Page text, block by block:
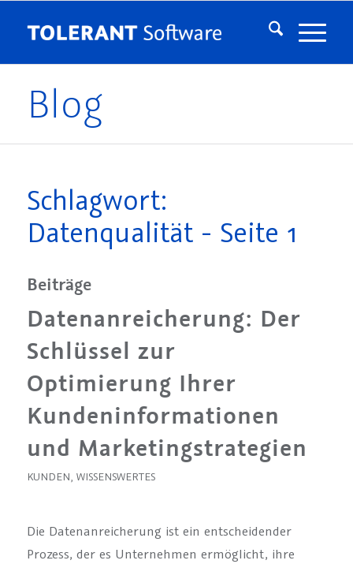
Blog
Schlagwort:
Datenqualität - Seite 1
Beiträge
Datenanreicherung: Der
Schlüssel zur
Optimierung Ihrer
Kundeninformationen
und Marketingstrategien
KUNDEN, WISSENSWERTES
Die Datenanreicherung ist ein entscheidender
Prozess, der es Unternehmen ermöglicht, ihre